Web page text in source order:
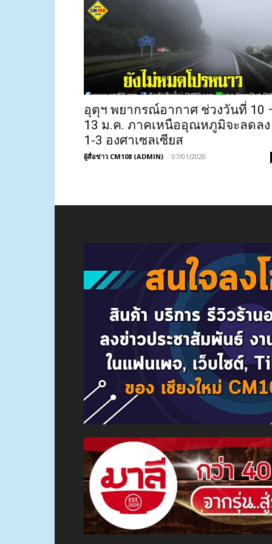
อุตุฯ พยากรณ์อากาศ ช่วงวันที่ 10
13 ม.ค. ภาคเหนืออุณหภูมิจะลดลง
1-3 องศาเซลเซียส
ผู้สื่อข่าว CM108 (ADMIN) - 07/01/2020